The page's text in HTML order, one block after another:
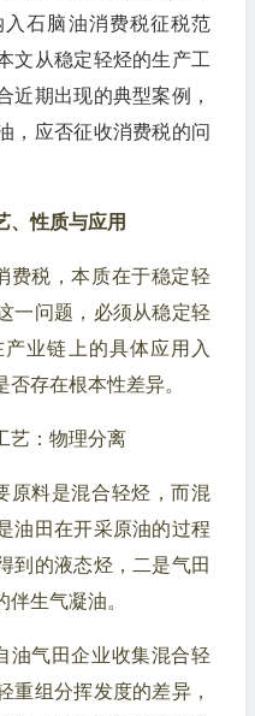
石脑油消费税征税范
文从稳定轻烃的生产工
近期出现的典型案例，
，应否征收消费税的问
、性质与应用
税，本质在于稳定轻
一问题，必须从稳定轻
业链上的具体应用入
存在根本性差异。
艺：物理分离
料是混合轻烃，而混
油田在开采原油的过程
到的液态烃，二是气田
生气凝油。
气田企业收集混合轻
重组分挥发度的差异，